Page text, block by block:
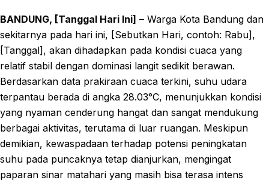
BANDUNG, [Tanggal Hari Ini] – Warga Kota Bandung dan
sekitarnya pada hari ini, [Sebutkan Hari, contoh: Rabu],
[Tanggal], akan dihadapkan pada kondisi cuaca yang
relatif stabil dengan dominasi langit sedikit berawan.
Berdasarkan data prakiraan cuaca terkini, suhu udara
terpantau berada di angka 28.03°C, menunjukkan kondisi
yang nyaman cenderung hangat dan sangat mendukung
berbagai aktivitas, terutama di luar ruangan. Meskipun
demikian, kewaspadaan terhadap potensi peningkatan
suhu pada puncaknya tetap dianjurkan, mengingat
paparan sinar matahari yang masih bisa terasa intens